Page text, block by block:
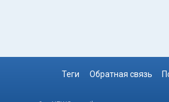
Теги Обратная связь